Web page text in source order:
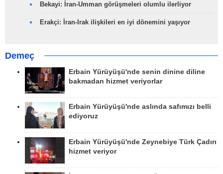
Bekayi: İran-Umman görüşmeleri olumlu ilerliyor
Erakçi: İran-Irak ilişkileri en iyi dönemini yaşıyor
Demeç
Erbain Yürüyüşü'nde senin dinine diline
bakmadan hizmet veriyorlar
Erbain Yürüyüşü'nde aslında safımızı belli
ediyoruz
Erbain Yürüyüşü'nde Zeynebiye Türk Çadırı
hizmet veriyor